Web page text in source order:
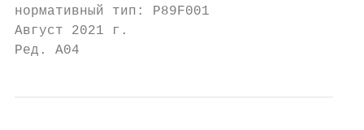
нормативный тип: P89F001
Август 2021 г.
Ред. A04